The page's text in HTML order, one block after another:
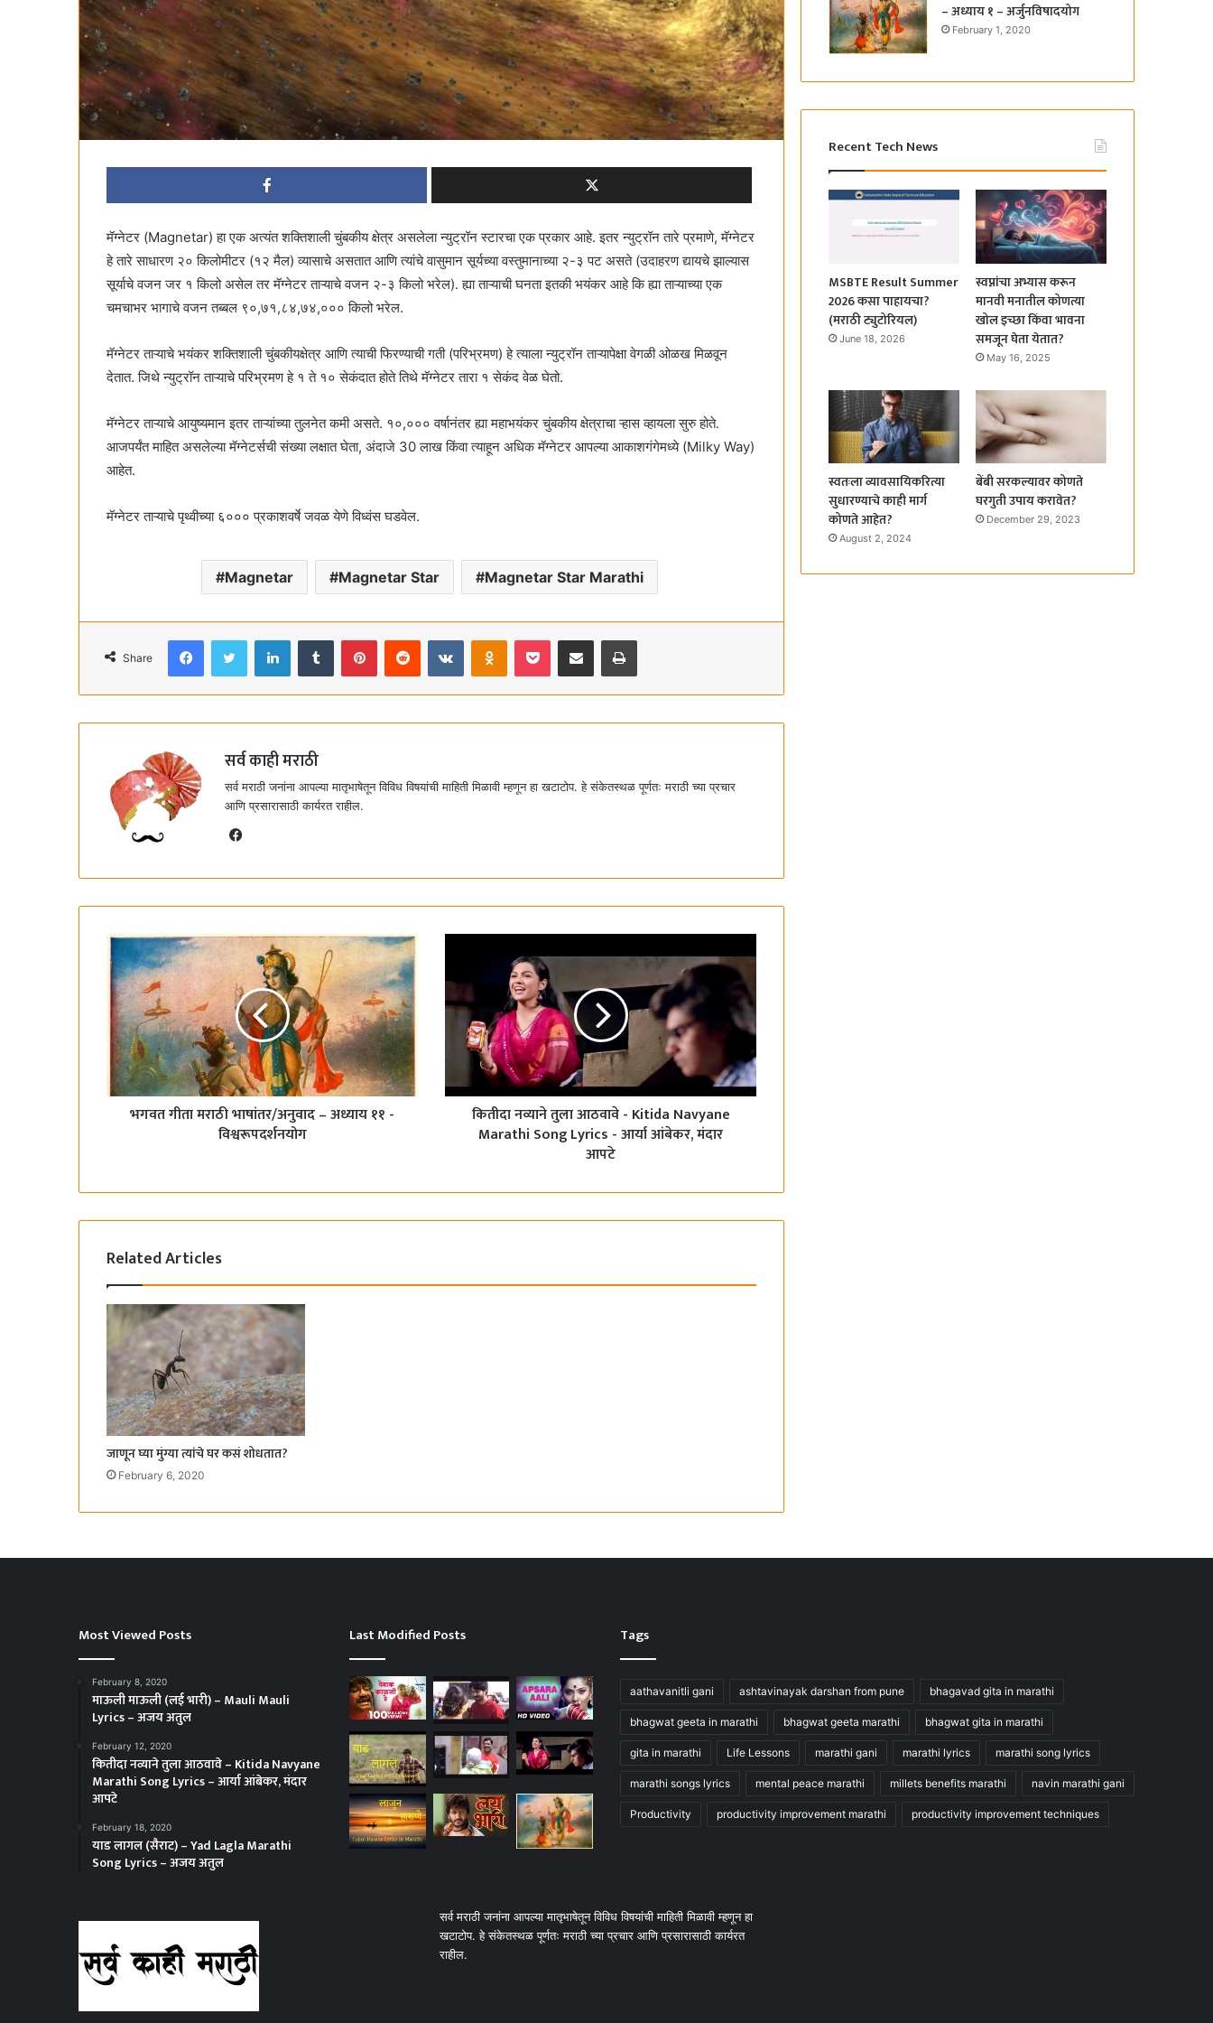
मॅग्नेटर (Magnetar) हा एक अत्यंत शक्तिशाली चुंबकीय क्षेत्र असलेला न्युट्रॉन स्टारचा एक प्रकार आहे. इतर न्युट्रॉन तारे प्रमाणे, मॅग्नेटर
हे तारे साधारण २० किलोमीटर (१२ मैल) व्यासाचे असतात आणि त्यांचे वासुमान सूर्यच्या वस्तुमानाच्या २-३ पट असते (उदाहरण द्यायचे झाल्यास
सूर्याचे वजन जर १ किलो असेल तर मॅग्नेटर ताऱ्याचे वजन २-३ किलो भरेल). ह्या ताऱ्याची घनता इतकी भयंकर आहे कि ह्या ताऱ्याच्या एक
चमचाभर भागाचे वजन तब्बल ९०,७१,८४,७४,००० किलो भरेल.
मॅग्नेटर ताऱ्याचे भयंकर शक्तिशाली चुंबकीयक्षेत्र आणि त्याची फिरण्याची गती (परिभ्रमण) हे त्याला न्युट्रॉन ताऱ्यापेक्षा वेगळी ओळख मिळवून
देतात. जिथे न्युट्रॉन ताऱ्याचे परिभ्रमण हे १ ते १० सेकंदात होते तिथे मॅग्नेटर तारा १ सेकंद वेळ घेतो.
मॅग्नेटर ताऱ्याचे आयुष्यमान इतर ताऱ्यांच्या तुलनेत कमी असते. १०,००० वर्षानंतर ह्या महाभयंकर चुंबकीय क्षेत्राचा ऱ्हास व्हायला सुरु होते.
आजपर्यंत माहित असलेल्या मॅग्नेटर्सची संख्या लक्षात घेता, अंदाजे 30 लाख किंवा त्याहून अधिक मॅग्नेटर आपल्या आकाशगंगेमध्ये (Milky Way)
आहेत.
मॅग्नेटर ताऱ्याचे पृथ्वीच्या ६००० प्रकाशवर्षे जवळ येणे विध्वंस घडवेल.
Magnetar Magnetar Star Magnetar Star Marathi
Share
सर्व काही मराठी
सर्व मराठी जनांना आपल्या मातृभाषेतून विविध विषयांची माहिती मिळावी म्हणून हा खटाटोप. हे संकेतस्थळ पूर्णतः मराठी च्या प्रचार
आणि प्रसारासाठी कार्यरत राहील.
c
o
k
भगवत गीता मराठी भाषांतर/अनुवाद – अध्याय ११ -
विश्वरूपदर्शनयोग
कितीदा नव्याने तुला आठवावे - Kitida Navyane
Marathi Song Lyrics - आर्या आंबेकर, मंदार
आपटे
Related Articles
जाणून घ्या मुंग्या त्यांचे घर कसं शोधतात?
February 6, 2020
– अध्याय १ – अर्जुनविषादयोग
February 1, 2020
Recent Tech News
MSBTE Result Summer
2026 कसा पाहायचा?
(मराठी ट्युटोरियल)
June 18, 2026
स्वप्नांचा अभ्यास करून
मानवी मनातील कोणत्या
खोल इच्छा किंवा भावना
समजून घेता येतात?
May 16, 2025
स्वतःला व्यावसायिकरित्या
सुधारण्याचे काही मार्ग
कोणते आहेत?
August 2, 2024
बेंबी सरकल्यावर कोणते
घरगुती उपाय करावेत?
December 29, 2023
Most Viewed Posts
February 8, 2020
माऊली माऊली (लई भारी) – Mauli Mauli
Lyrics – अजय अतुल
February 12, 2020
कितीदा नव्याने तुला आठवावे – Kitida Navyane
Marathi Song Lyrics – आर्या आंबेकर, मंदार
आपटे
February 18, 2020
याड लागल (सैराट) – Yad Lagla Marathi
Song Lyrics – अजय अतुल
Last Modified Posts Tags
aathavanitli gani ashtavinayak darshan from pune bhagavad gita in marathi
bhagwat geeta in marathi bhagwat geeta marathi bhagwat gita in marathi
gita in marathi Life Lessons marathi gani marathi lyrics marathi song lyrics
marathi songs lyrics mental peace marathi millets benefits marathi navin marathi gani
Productivity productivity improvement marathi productivity improvement techniques
सर्व मराठी जनांना आपल्या मातृभाषेतून विविध विषयांची माहिती मिळावी म्हणून हा
खटाटोप. हे संकेतस्थळ पूर्णतः मराठी च्या प्रचार आणि प्रसारासाठी कार्यरत
राहील.